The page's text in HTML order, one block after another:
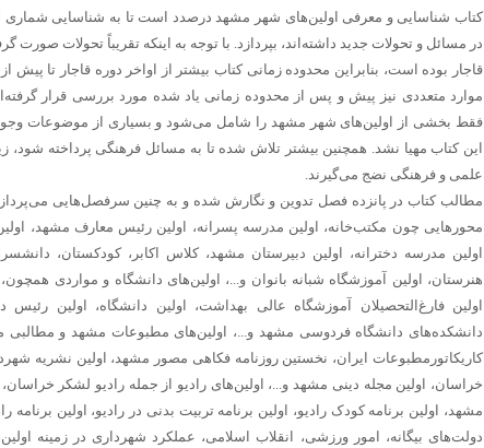
کتاب شناسایی و معرفی اولین‌های شهر مشهد درصدد است تا به شناسایی شماری
در مسائل و تحولات جدید داشته‌اند، بپردازد. با توجه به اینکه تقریباً تحولات صورت
موارد متعددی نیز پیش و پس از محدوده زمانی یاد شده مورد بررسی قرار
فقط بخشی از اولین‌های شهر مشهد را شامل می‌شود و بسیاری از موضوعات وجود
این کتاب مهیا نشد. همچنین بیشتر تلاش شده تا به مسائل فرهنگی پرداخته شود،
علمی و فرهنگی نضج می‌گیرند.
مطالب کتاب در پانزده فصل تدوین و نگارش شده و به چنین سرفصل‌هایی
محورهایی چون مکتب‌خانه، اولین مدرسه پسرانه، اولین رئیس معارف مشهد،
اولین مدرسه دخترانه، اولین دبیرستان مشهد، کلاس اکابر، کودکستان،
هنرستان، اولین آموزشگاه شبانه بانوان و...، اولین‌های دانشگاه و مواردی
اولین فارغ‌التحصیلان آموزشگاه عالی بهداشت، اولین دانشگاه، اولین
دانشکده‌های دانشگاه فردوسی مشهد و...، اولین‌های مطبوعات مشهد و مطالبی
کاریکاتورمطبوعات ایران، نخستین روزنامه فکاهی مصور مشهد، اولین نشریه
خراسان، اولین مجله دینی مشهد و...، اولین‌های رادیو از جمله رادیو لشکر
مشهد، اولین برنامه کودک رادیو، اولین برنامه تربیت بدنی در رادیو، اولین
دولت‌های بیگانه، امور ورزشی، انقلاب اسلامی، عملکرد شهرداری در زمینه